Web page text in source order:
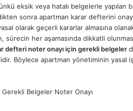
eksik veya hatalı belgelerle yapılan
sonra apartman karar defterini
olarak geçerli kararlar almasına
sürecin her aşamasında dikkatli
defteri noter onayı için gerekli belgeler
Böylece apartman yönetiminin yasal
Gerekli Belgeler Noter Onayı